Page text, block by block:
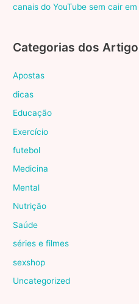
canais do YouTube sem cair
Categorias dos
Apostas
dicas
Educação
Exercício
futebol
Medicina
Mental
Nutrição
Saúde
séries e filmes
sexshop
Uncategorized